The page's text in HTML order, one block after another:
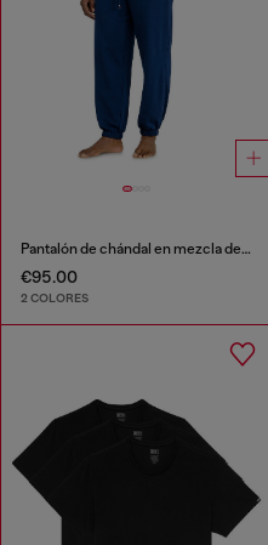
Pantalón de chándal en mezcla de algodón afelpado
€95.00
2 COLORES